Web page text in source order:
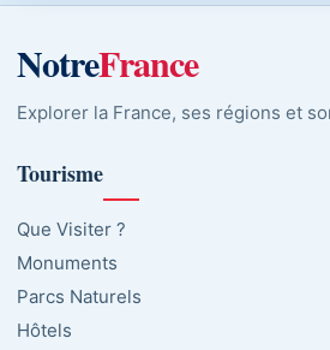
NotreFrance
Explorer la France, ses régions et
Tourisme
Que Visiter ?
Monuments
Parcs Naturels
Hôtels